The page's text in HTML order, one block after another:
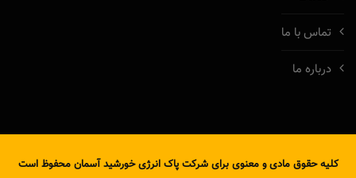
تماس با ما
درباره ما
کلیه حقوق مادی و معنوی برای شرکت پاک انرژی خورشید آسمان محفوظ است